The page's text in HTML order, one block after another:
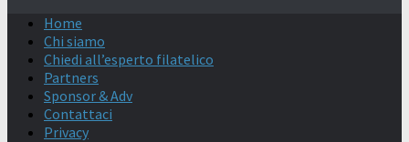
Home
Chi siamo
Chiedi all’esperto filatelico
Partners
Sponsor & Adv
Contattaci
Privacy